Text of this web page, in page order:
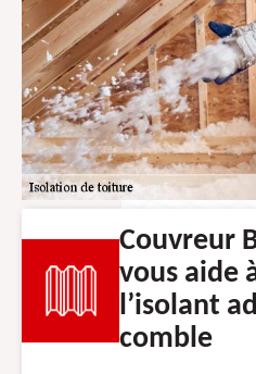
Couvreur
vous aide
l’isolant
comble